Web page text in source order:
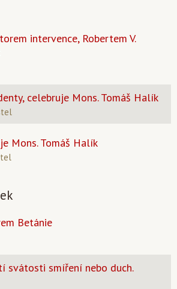
intervence, Robertem V.
celebruje Mons. Tomáš Halík
Mons. Tomáš Halík
Betánie
svátosti smíření nebo duch.